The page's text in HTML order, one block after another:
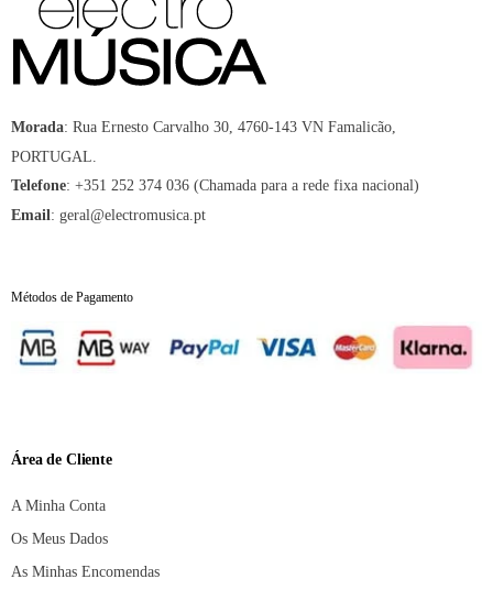
Morada: Rua Ernesto Carvalho 30, 4760-143 VN Famalicão,
PORTUGAL.
Telefone: +351 252 374 036 (Chamada para a rede fixa nacional)
Email : geral@electromusica.pt
Métodos de Pagamento
Área de Cliente
A Minha Conta
Os Meus Dados
As Minhas Encomendas